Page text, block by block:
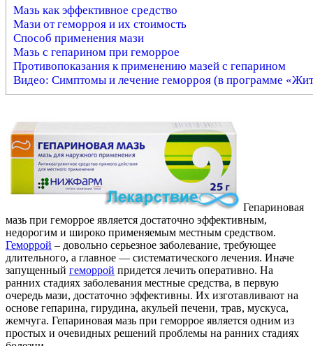
Мазь как эффективное средство
Мази от геморроя и их стоимость
Способ применения мази
Мазь с гепарином при геморрое
Противопоказания к применению мазей с гепарином
Видео: Симптомы и лечение геморроя (в программе
Гепариновая
мазь при геморрое является достаточно эффективным,
недорогим и широко применяемым местным средством.
Геморрой – довольно серьезное заболевание, требующее
длительного, а главное — систематического лечения. Иначе
запущенный геморрой придется лечить оперативно. На
ранних стадиях заболевания местные средства, в первую
очередь мази, достаточно эффективны. Их изготавливают на
основе гепарина, гирудина, акульей печени, трав, мускуса,
жемчуга. Гепариновая мазь при геморрое является одним из
простых и очевидных решений проблемы на ранних стадиях